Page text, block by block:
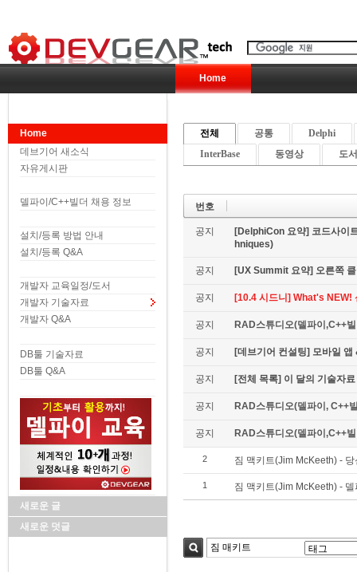
Home
Home
데브기어 새소식
자유게시판
델파이/C++빌더 채용 정보
설치/등록 방법 안내
설치/등록 Q&A
개발자 교육일정/도서
개발자 기술자료
개발자 Q&A
DB툴 기술자료
DB툴 Q&A
새로운 글
새로운 덧글
전체 공통
Delphi
InterBase
동영상 도
번호
공지
[DelphiCon 요약] 코드사이
hniques)
공지 [UX Summit 요약] 오른쪽
공지 [10.4 시드니] What's NEW!
공지 RAD스튜디오(델파이,C++
공지 [데브기어 컨설팅] 모바일
공지 [전체 목록] 이 달의 기술자
공지 RAD스튜디오(델파이, C++
공지 RAD스튜디오(델파이,C++
2 짐 맥키트(Jim McKeeth) -
1 짐 맥키트(Jim McKeeth) -